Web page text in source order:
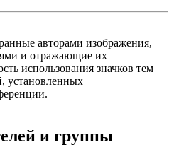
авторами изображения,
и отражающие их
использования значков тем
установленных
и группы